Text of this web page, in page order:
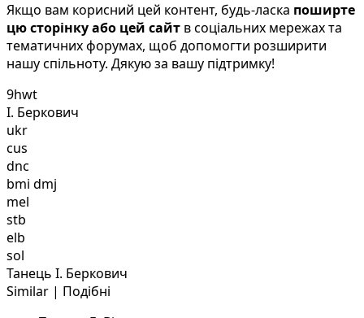
Якщо вам корисний цей контент, будь-ласка поширте
цю сторінку або цей сайт в соціальних мережах та
тематичних форумах, щоб допомогти розширити
нашу спільноту. Дякую за вашу підтримку!
9hwt
І. Беркович
ukr
cus
dnc
bmi dmj
mel
stb
elb
sol
Танець І. Беркович
Similar | Подібні